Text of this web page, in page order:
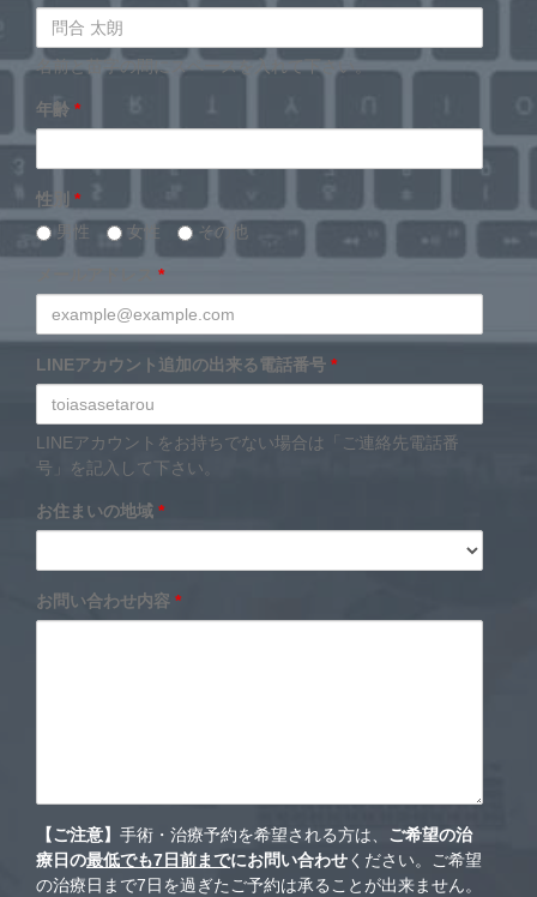
名前と苗字の間にスペースを入れて下さい。
年齢 *
性別 *
男性
女性 その他
*
LINEアカウント追加の出来る電話番号 *
LINEアカウントをお持ちでない場合は「ご連絡先電話番
号」を記入して下さい。
お住まいの地域 *
お問い合わせ内容 *
【ご注意】 手術・治療予約を希望される方は、 ご希望の治
療日の最低でも7日前までにお問い合わせください。ご希望
の治療日まで7日を過ぎたご予約は承ることが出来ません。